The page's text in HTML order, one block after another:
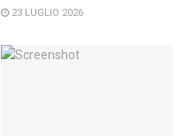
23 LUGLIO 2026